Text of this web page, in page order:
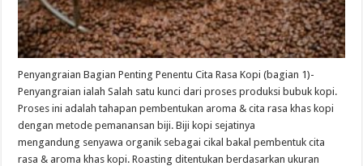
Penyangraian Bagian Penting Penentu Cita Rasa Kopi (bagian 1)-
Penyangraian ialah Salah satu kunci dari proses produksi bubuk kopi.
Proses ini adalah tahapan pembentukan aroma & cita rasa khas kopi
dengan metode pemanansan biji. Biji kopi sejatinya
mengandung senyawa organik sebagai cikal bakal pembentuk cita
rasa & aroma khas kopi. Roasting ditentukan berdasarkan ukuran